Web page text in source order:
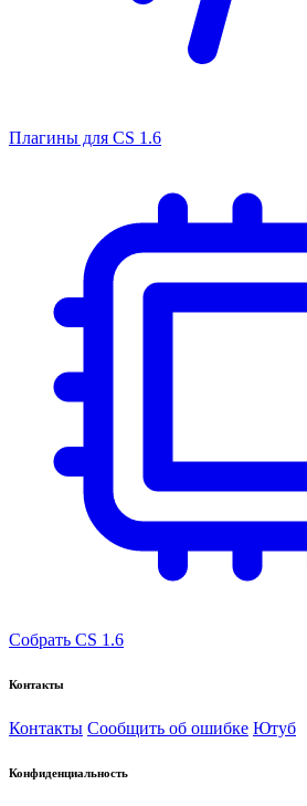
Плагины для CS 1.6
Собрать CS 1.6
Контакты
Контакты Сообщить об ошибке Ютуб
Конфиденциальность